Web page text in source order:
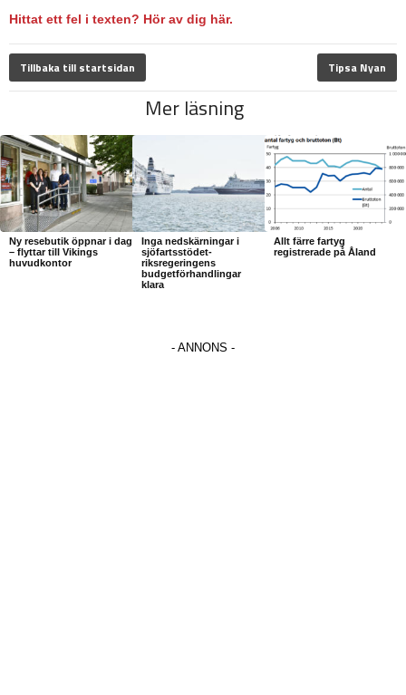
Hittat ett fel i texten? Hör av dig här.
Tillbaka till startsidan Tipsa Nyan
Mer läsning
Ny resebutik öppnar i dag
– flyttar till Vikings
huvudkontor
Inga nedskärningar i
sjöfartsstödet-
riksregeringens
budgetförhandlingar
klara
Allt färre fartyg
registrerade på Åland